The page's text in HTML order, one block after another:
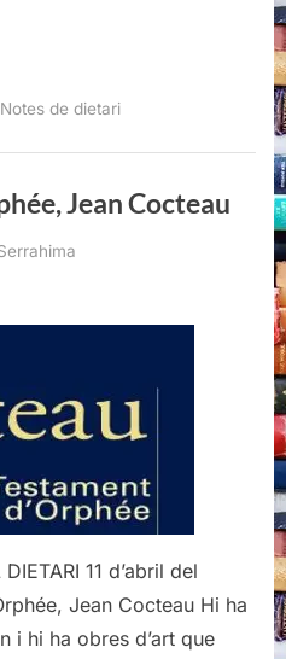
Notes de dietari
Jean Cocteau
11 d’abril del
Jean Cocteau Hi ha
i hi ha obres d’art que